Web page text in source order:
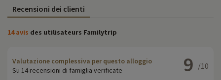
Recensioni dei clienti
14 avis des utilisateurs Familytrip
Valutazione complessiva per questo alloggio
Su 14 recensioni di famiglia verificate
9 /10